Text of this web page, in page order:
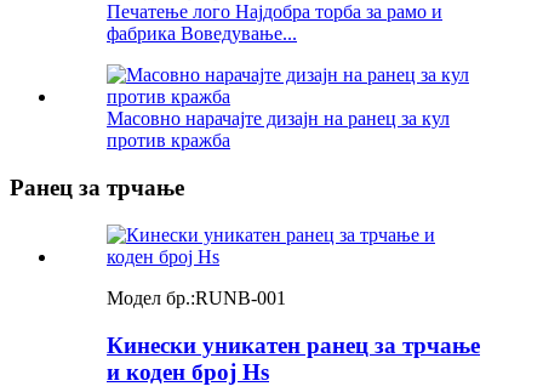
Печатење лого Најдобра торба за рамо и
фабрика Воведување...
Масовно нарачајте дизајн на ранец за кул
против кражба
Ранец за трчање
Модел бр.:RUNB-001
Кинески уникатен ранец за трчање
и коден број Hs